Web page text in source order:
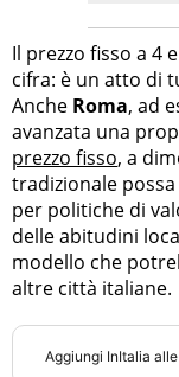
Il prezzo fisso a 4
cifra: è un atto di
Anche Roma, ad
avanzata una
prezzo fisso, a
tradizionale
per politiche di
delle abitudini
modello che
altre città italiane.
Aggiungi InItalia